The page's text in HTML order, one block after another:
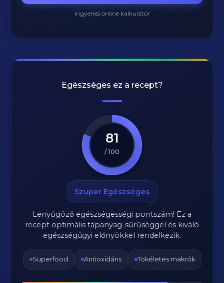
ingyenes online kalkulátor
Egészséges ez a recept?
81
/ 100
Szuper Egészséges
Lenyűgöző egészségességi pontszám! Ez a
recept optimális tápanyag-sűrűséggel és kiváló
egészségügyi előnyökkel rendelkezik.
Superfood Antioxidáns Tökéletes makrók